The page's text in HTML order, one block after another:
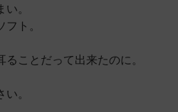
。
ト。
ことだって出来たのに。
。